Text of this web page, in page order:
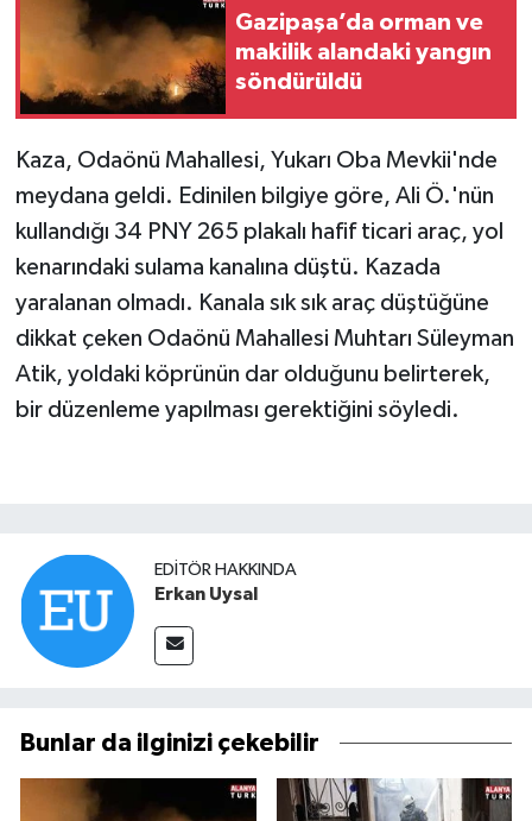
Gazipaşa’da orman ve
makilik alandaki yangın
söndürüldü
Kaza, Odaönü Mahallesi, Yukarı Oba Mevkii'nde
meydana geldi. Edinilen bilgiye göre, Ali Ö.'nün
kullandığı 34 PNY 265 plakalı hafif ticari araç, yol
kenarındaki sulama kanalına düştü. Kazada
yaralanan olmadı. Kanala sık sık araç düştüğüne
dikkat çeken Odaönü Mahallesi Muhtarı Süleyman
Atik, yoldaki köprünün dar olduğunu belirterek,
bir düzenleme yapılması gerektiğini söyledi.
EDITÖR HAKKINDA
Erkan Uysal
Bunlar da ilginizi çekebilir